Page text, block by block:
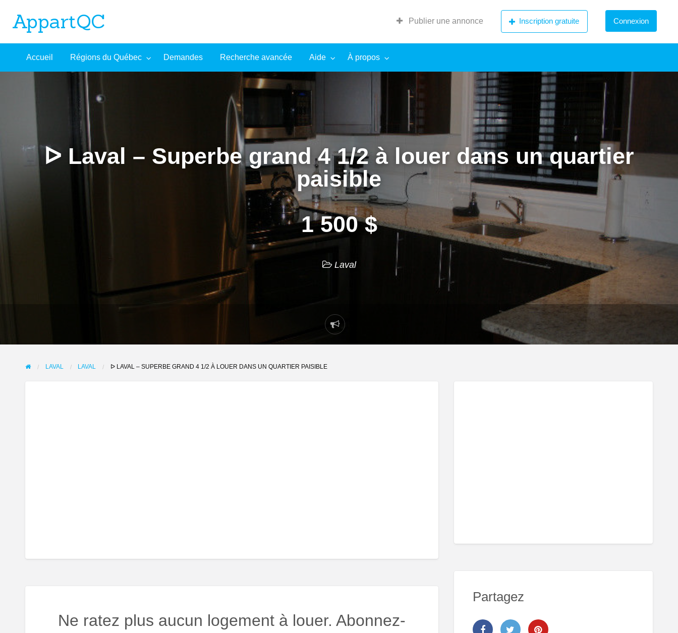
Recherche
Aide
À
AppartQC Publier une annonce Inscription gratuite Connexion
Accueil Régions du Québec Demandes Recherche avancée Aide À propos
ᐅ Laval – Superbe grand 4 1/2 à louer dans un quartier
paisible
1 500 $
Laval
Signaler
un
LAVAL LAVAL ᐅ LAVAL – SUPERBE GRAND 4 1/2 À LOUER DANS UN QUARTIER PAISIBLE
Ne ratez plus aucun logement à louer. Abonnez-
Partagez